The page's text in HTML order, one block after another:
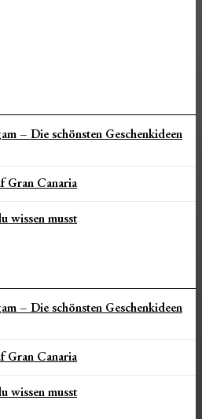
– Die schönsten Geschenkideen
Gran Canaria
wissen musst
– Die schönsten Geschenkideen
Gran Canaria
wissen musst